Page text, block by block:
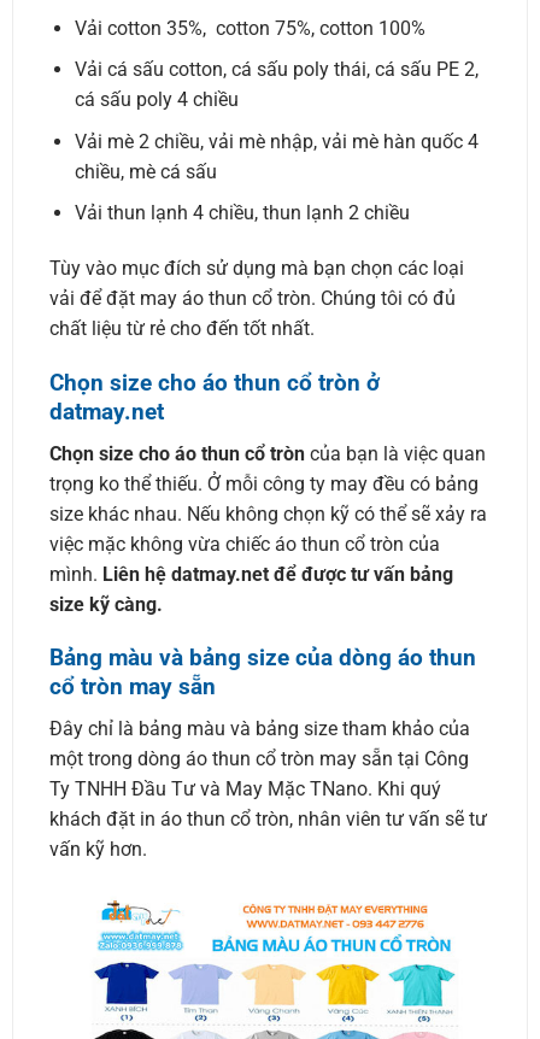
Vải cotton 35%, cotton 75%, cotton 100%
Vải cá sấu cotton, cá sấu poly thái, cá sấu PE 2,
cá sấu poly 4 chiều
Vải mè 2 chiều, vải mè nhập, vải mè hàn quốc 4
chiều, mè cá sấu
Vải thun lạnh 4 chiều, thun lạnh 2 chiều
Tùy vào mục đích sử dụng mà bạn chọn các loại
vải để đặt may áo thun cổ tròn. Chúng tôi có đủ
chất liệu từ rẻ cho đến tốt nhất.
Chọn size cho áo thun cổ tròn ở
datmay.net
Chọn size cho áo thun cổ tròn của bạn là việc quan
trọng ko thể thiếu. Ở mỗi công ty may đều có bảng
size khác nhau. Nếu không chọn kỹ có thể sẽ xảy ra
việc mặc không vừa chiếc áo thun cổ tròn của
mình. Liên hệ datmay.net để được tư vấn bảng
size kỹ càng.
Bảng màu và bảng size của dòng áo thun
cổ tròn may sẵn
Đây chỉ là bảng màu và bảng size tham khảo của
một trong dòng áo thun cổ tròn may sẵn tại Công
Ty TNHH Đầu Tư và May Mặc TNano. Khi quý
khách đặt in áo thun cổ tròn, nhân viên tư vấn sẽ tư
vấn kỹ hơn.